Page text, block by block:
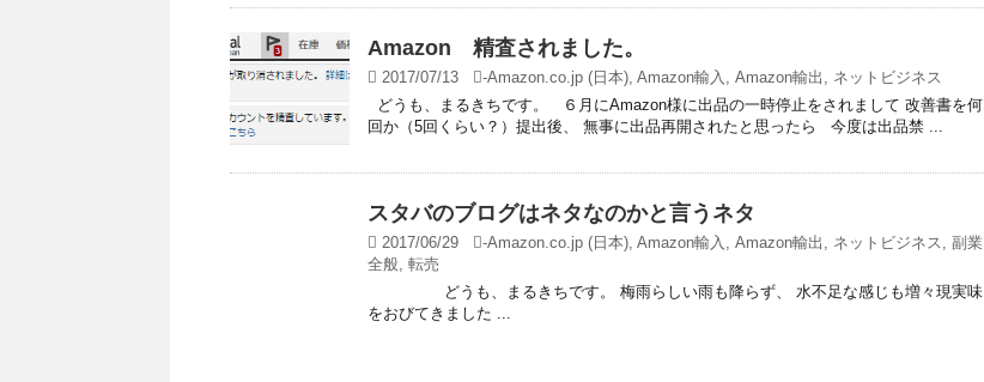
Amazon 精査されました。
2017/07/13 -Amazon.co.jp (日本), Amazon輸入 , Amazon輸出 , ネットビジネス
どうも、まるきちです。 ６月にAmazon様に出品の一時停止をされまして 改善書を何
回か（5回くらい？）提出後、 無事に出品再開されたと思ったら 今度は出品禁 ...
スタバのブログはネタなのかと言うネタ
2017/06/29 -Amazon.co.jp (日本) Amazon輸入 Amazon輸出 ネットビジネス
副業
全般 転売
どうも、まるきちです。 梅雨らしい雨も降らず、 水不足な感じも増々現実味
をおびてきました ...